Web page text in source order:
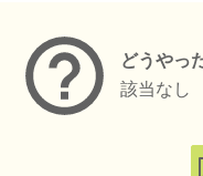
どうやっ
該当なし